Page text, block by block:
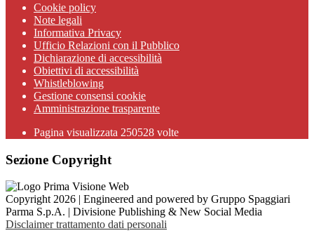
Cookie policy
Note legali
Informativa Privacy
Ufficio Relazioni con il Pubblico
Dichiarazione di accessibilità
Obiettivi di accessibilità
Whistleblowing
Gestione consensi cookie
Amministrazione trasparente
Pagina visualizzata 250528 volte
Sezione Copyright
Copyright 2026 | Engineered and powered by Gruppo Spaggiari
Parma S.p.A. | Divisione Publishing & New Social Media
Disclaimer trattamento dati personali